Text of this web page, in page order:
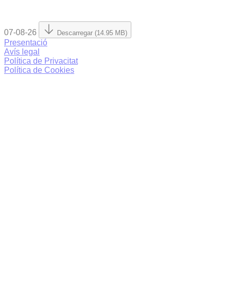
07-08-26 Descarregar (14.95 MB)
Presentació
Avís legal
Política de Privacitat
Política de Cookies